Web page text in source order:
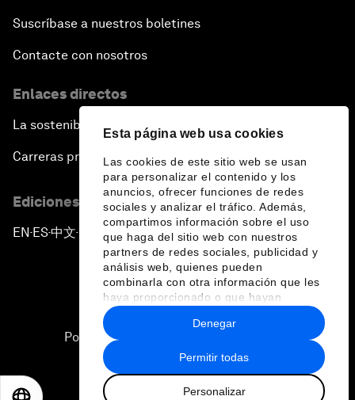
Esta página web usa cookies
Las cookies de este sitio web se usan
para personalizar el contenido y los
anuncios, ofrecer funciones de redes
sociales y analizar el tráfico. Además,
compartimos información sobre el uso
que haga del sitio web con nuestros
partners de redes sociales, publicidad y
análisis web, quienes pueden
combinarla con otra información que les
haya proporcionado o que hayan
recopilado a partir del uso que haya
hecho de sus servicios.
Permitir todas
Personalizar
Denegar
Suscríbase a nuestros boletines
Contacte con nosotros
Enlaces directos
La sostenibilidad en el Foro
Carreras profesionales
Ediciones en otros idiomas
EN ▪ES▪中文▪ 日本語
Política de privacidad y normas de uso
Sitemap
2026 Foro Económico Mundial